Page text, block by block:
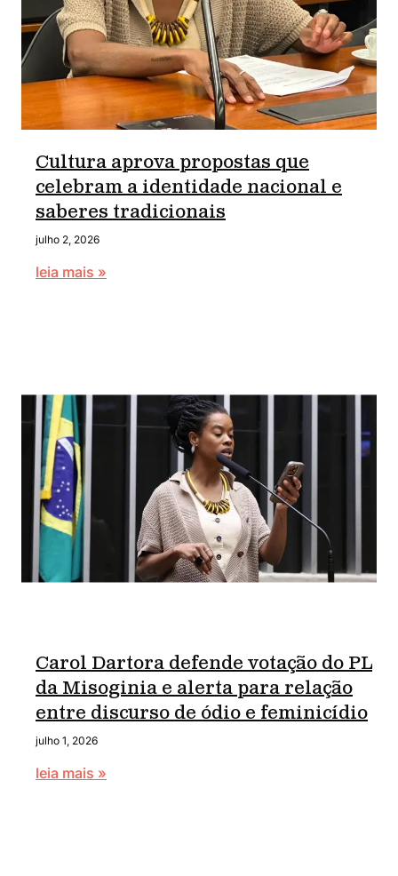
Cultura aprova propostas que
celebram a identidade nacional e
saberes tradicionais
julho 2, 2026
leia mais »
Carol Dartora defende votação do PL
da Misoginia e alerta para relação
entre discurso de ódio e feminicídio
julho 1, 2026
leia mais »